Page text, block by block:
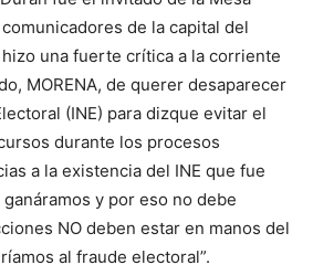
de la capital del
una fuerte crítica a la corriente
MORENA, de querer desaparecer
(INE) para dizque evitar el
durante los procesos
a la existencia del INE que fue
y por eso no debe
NO deben estar en manos del
al fraude electoral”.